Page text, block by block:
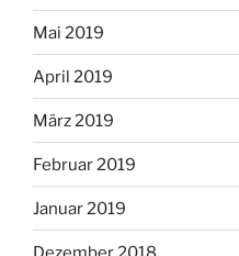
Mai 2019
April 2019
März 2019
Februar 2019
Januar 2019